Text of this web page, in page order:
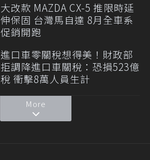
大改款 MAZDA CX-5 推限時延
伸保固 台灣馬自達 8月全車系
促銷開跑
進口車零關稅想得美！財政部
拒調降進口車關稅：恐損523億
稅 衝擊8萬人員生計
More